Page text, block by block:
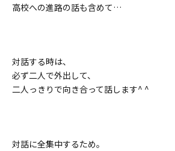
高校への進路の話も含めて…
対話する時は、
必ず二人で外出して、
二人っきりで向き合って話します^ ^
対話に全集中するため。